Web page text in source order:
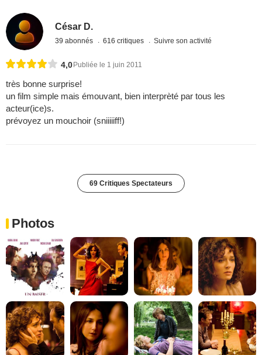
César D.
39 abonnés 616 critiques Suivre son activité
4,0 Publiée le 1 juin 2011
très bonne surprise!
un film simple mais émouvant, bien interprèté par tous les
acteur(ice)s.
prévoyez un mouchoir (sniiiiiff!)
69 Critiques Spectateurs
Photos